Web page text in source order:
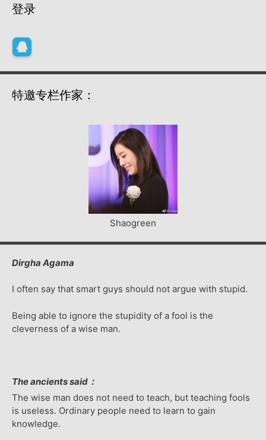
登录
特邀专栏作家：
Shaogreen
Dirgha Agama
I often say that smart guys should not argue with stupid.
Being able to ignore the stupidity of a fool is the
cleverness of a wise man.
The ancients said：
The wise man does not need to teach, but teaching fools
is useless. Ordinary people need to learn to gain
knowledge.